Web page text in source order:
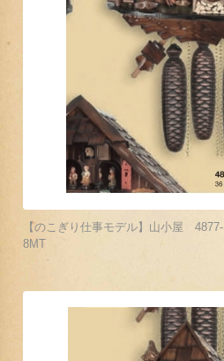
【のこぎり仕事モデル】山小屋 4877-
8MT